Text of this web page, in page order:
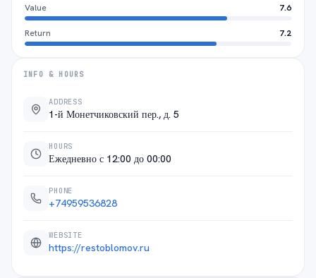
Value 7.6
Return 7.2
INFO & HOURS
ADDRESS
1-й Монетчиковский пер., д. 5
HOURS
Ежедневно с 12:00 до 00:00
PHONE
+74959536828
WEBSITE
https://restoblomov.ru